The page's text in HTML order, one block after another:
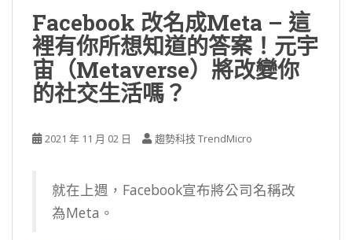
Facebook 改名成Meta – 這
裡有你所想知道的答案！元宇
宙（Metaverse）將改變你
的社交生活嗎？
2021 年 11 月 02 日 趨勢科技 TrendMicro
就在上週，Facebook宣布將公司名稱改
為Meta。